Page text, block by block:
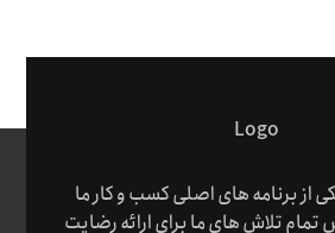
از برنامه های اصلی کسب و کار ما
تلاش های ما برای ارائه رضایت